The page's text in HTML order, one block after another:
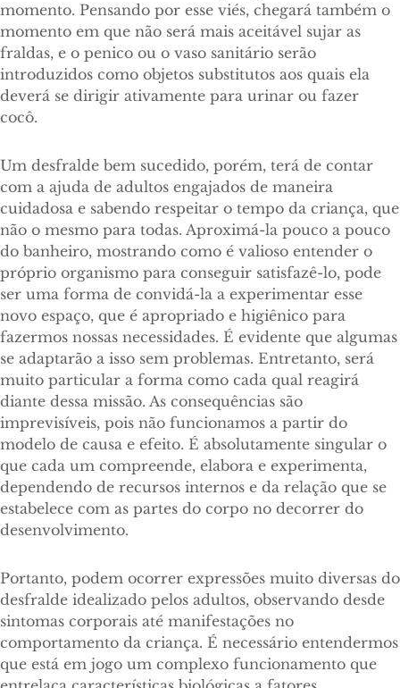
momento. Pensando por esse viés, chegará também o
momento em que não será mais aceitável sujar as
fraldas, e o penico ou o vaso sanitário serão
introduzidos como objetos substitutos aos quais ela
deverá se dirigir ativamente para urinar ou fazer
cocô.
Um desfralde bem sucedido, porém, terá de contar
com a ajuda de adultos engajados de maneira
cuidadosa e sabendo respeitar o tempo da criança, que
não o mesmo para todas. Aproximá-la pouco a pouco
do banheiro, mostrando como é valioso entender o
próprio organismo para conseguir satisfazê-lo, pode
ser uma forma de convidá-la a experimentar esse
novo espaço, que é apropriado e higiênico para
fazermos nossas necessidades. É evidente que algumas
se adaptarão a isso sem problemas. Entretanto, será
muito particular a forma como cada qual reagirá
diante dessa missão. As consequências são
imprevisíveis, pois não funcionamos a partir do
modelo de causa e efeito. É absolutamente singular o
que cada um compreende, elabora e experimenta,
dependendo de recursos internos e da relação que se
estabelece com as partes do corpo no decorrer do
desenvolvimento.
Portanto, podem ocorrer expressões muito diversas do
desfralde idealizado pelos adultos, observando desde
sintomas corporais até manifestações no
comportamento da criança. É necessário entendermos
que está em jogo um complexo funcionamento que